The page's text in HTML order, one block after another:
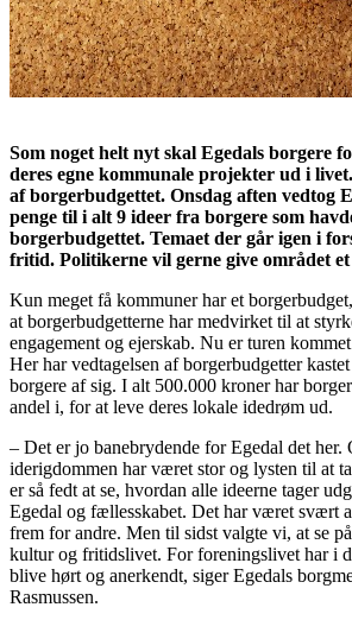
Som noget helt nyt skal Egedals borgere
deres egne kommunale projekter ud i
af borgerbudgettet. Onsdag aften vedtog
penge til i alt 9 ideer fra borgere som
borgerbudgettet. Temaet der går igen i
fritid. Politikerne vil gerne give området et
Kun meget få kommuner har et
at borgerbudgetterne har medvirket til at
engagement og ejerskab. Nu er turen
Her har vedtagelsen af borgerbudgetter
borgere af sig. I alt 500.000 kroner har
andel i, for at leve deres lokale idedrøm ud.
– Det er jo banebrydende for Egedal det her.
iderigdommen har været stor og lysten til at
er så fedt at se, hvordan alle ideerne tager
Egedal og fællesskabet. Det har været svært
frem for andre. Men til sidst valgte vi, at se
kultur og fritidslivet. For foreningslivet har i
blive hørt og anerkendt, siger Egedals
Rasmussen.